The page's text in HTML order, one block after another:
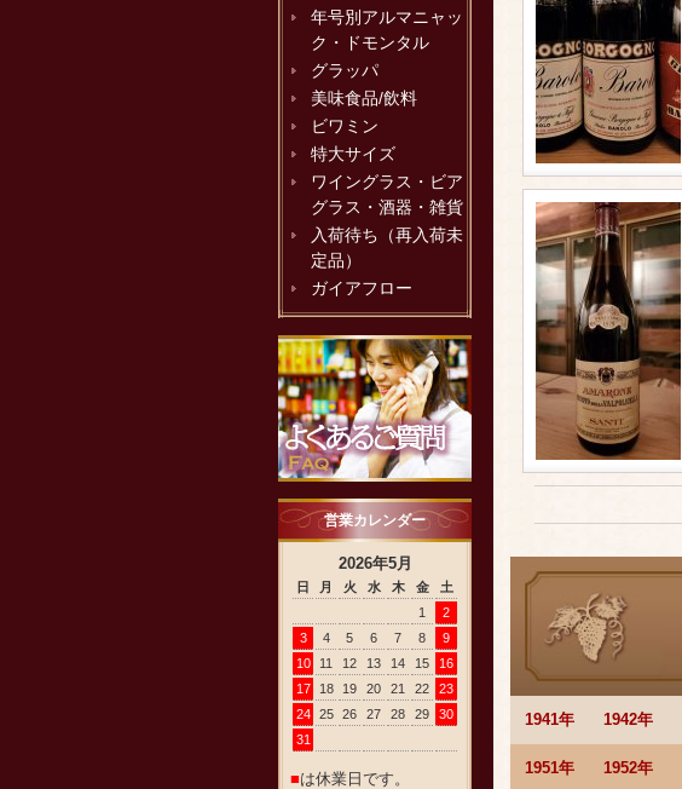
年号別アルマニャッ
ク・ドモンタル
グラッパ
美味食品/飲料
ビワミン
特大サイズ
ワイングラス・ビア
グラス・酒器・雑貨
入荷待ち（再入荷未
定品）
ガイアフロー
営業カレンダー
2026年5月
日 月 火 水 木 金
土
1
2
3
4 5 6 7 8
9
10
11 12 13 14 15
16
17
18 19 20 21 22
23
24
25 26 27 28 29
30
31
■は休業日です。
1941年 1942年
1951年 1952年